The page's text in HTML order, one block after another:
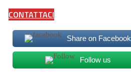
CONTATTACI
Share on Facebook
Follow us